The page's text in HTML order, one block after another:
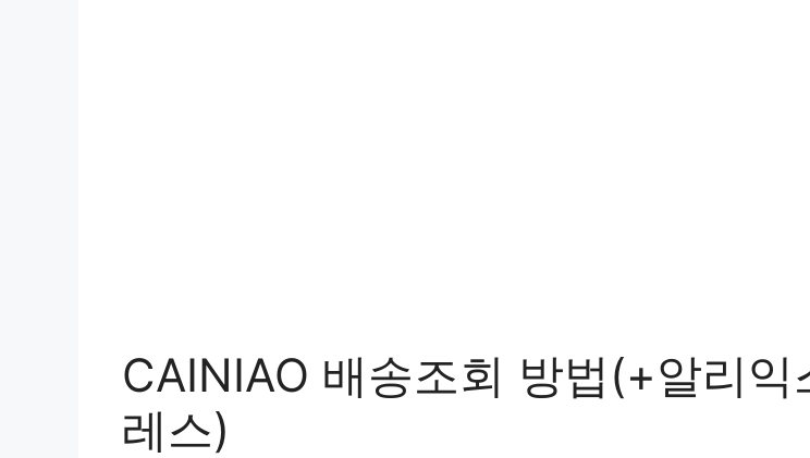
CAINIAO 배송조회 방법(+알리익
레스)